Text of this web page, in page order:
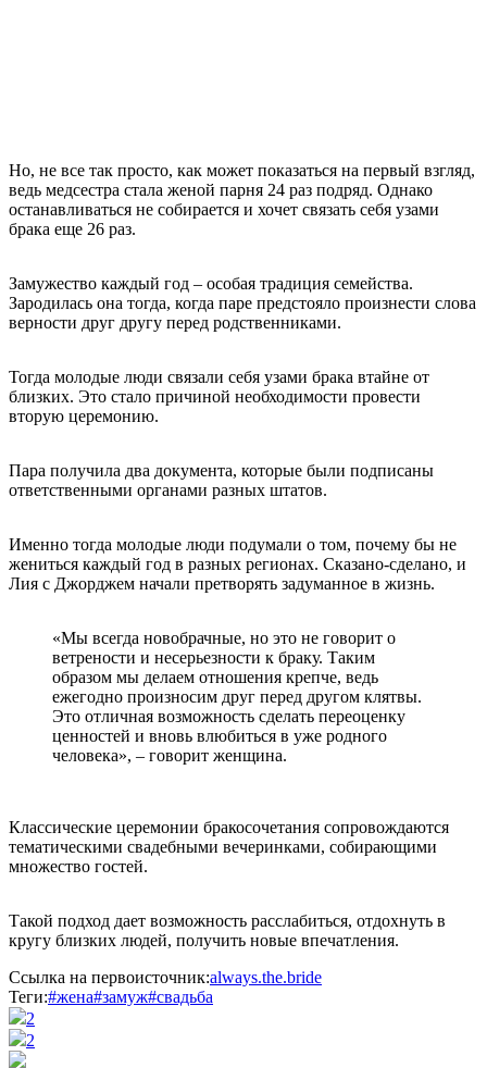
Но, не все так просто, как может показаться на первый взгляд,
ведь медсестра стала женой парня 24 раз подряд. Однако
останавливаться не собирается и хочет связать себя узами
брака еще 26 раз.
Замужество каждый год – особая традиция семейства.
Зародилась она тогда, когда паре предстояло произнести слова
верности друг другу перед родственниками.
Тогда молодые люди связали себя узами брака втайне от
близких. Это стало причиной необходимости провести
вторую церемонию.
Пара получила два документа, которые были подписаны
ответственными органами разных штатов.
Именно тогда молодые люди подумали о том, почему бы не
жениться каждый год в разных регионах. Сказано-сделано, и
Лия с Джорджем начали претворять задуманное в жизнь.
«Мы всегда новобрачные, но это не говорит о
ветрености и несерьезности к браку. Таким
образом мы делаем отношения крепче, ведь
ежегодно произносим друг перед другом клятвы.
Это отличная возможность сделать переоценку
ценностей и вновь влюбиться в уже родного
человека», – говорит женщина.
Классические церемонии бракосочетания сопровождаются
тематическими свадебными вечеринками, собирающими
множество гостей.
Такой подход дает возможность расслабиться, отдохнуть в
кругу близких людей, получить новые впечатления.
Ссылка на первоисточник:always.the.bride
Теги:#жена#замуж#свадьба
2
2